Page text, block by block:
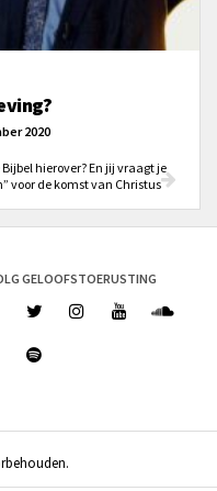
2020
hierover? En jij vraagt je
voor de komst van Christus
GELOOFSTOERUSTING